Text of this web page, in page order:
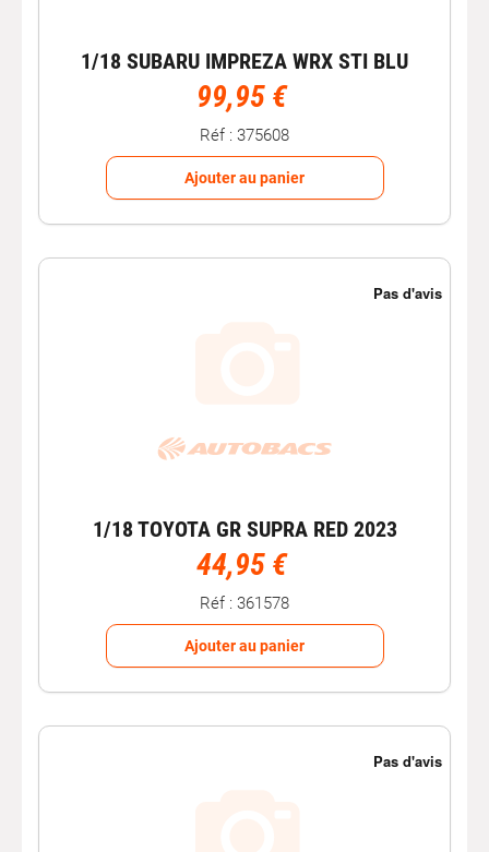
1/18 SUBARU IMPREZA WRX STI BLU
99,95 €
Réf : 375608
Ajouter au panier
1/18 TOYOTA GR SUPRA RED 2023
44,95 €
Réf : 361578
Ajouter au panier